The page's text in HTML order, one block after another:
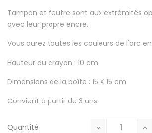
Tampon et feutre sont aux extrémités
avec leur propre encre.
Vous aurez toutes les couleurs de l'arc
Hauteur du crayon : 10 cm
Dimensions de la boîte : 15 X 15 cm
Convient à partir de 3 ans
Quantité